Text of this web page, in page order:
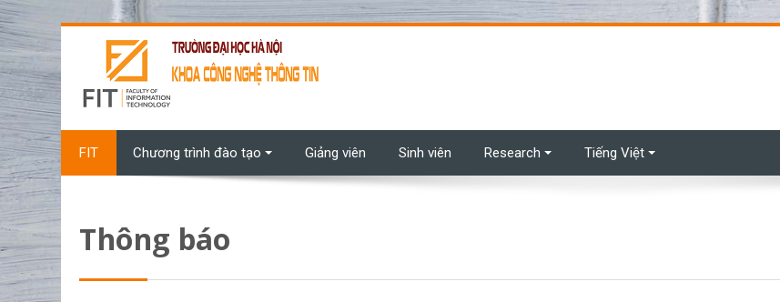
Chuyển tới nội dung chính
FIT Chương trình đào tạo Giảng viên Sinh viên Research Tiếng Việt
Thông báo